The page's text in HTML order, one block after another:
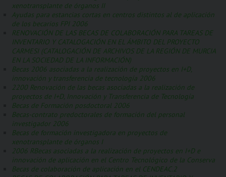
xenotransplante de órganos II
Ayudas para estancias cortas en centros distintos al de aplicación
de los becarios FPI 2006
RENOVACIÓN DE LAS BECAS DE COLABORACIÓN PARA TAREAS DE
INVENTARIO Y CATALOGACIÓN EN EL ÁMBITO DEL PROYECTO
CARMESI (CATALOGACIÓN DE ARCHIVOS DE LA REGIÓN DE MURCIA
EN LA SOCIEDAD DE LA INFORMACIÓN)
Becas 2006 asociadas a la realización de proyectos en I+D,
innovación y transferencia de tecnología 2006
2200 Renovación de las becas asociadas a la realización de
proyectos de I+D, Innovación y Transferencia de Tecnología
Becas de Formación posdoctoral 2006
Becas-contrato predoctorales de formación del personal
investigador 2006
Becas de formación investigadora en proyectos de
xenotransplante de órganos I
2006 RBecas asociadas a la realización de proyectos en I+D e
innovación de aplicación en el Centro Tecnológico de la Conserva
Becas de colaboración de aplicación en el CENDEAC.2